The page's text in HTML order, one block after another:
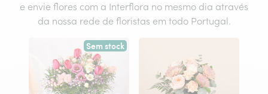
e envie flores com a Interflora no mesmo dia através
da nossa rede de floristas em todo Portugal.
Sem stock